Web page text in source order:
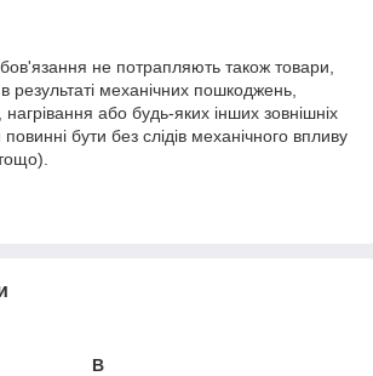
не потрапляють також товари,
механічних пошкоджень,
або будь-яких інших зовнішніх
бути без слідів механічного впливу
В